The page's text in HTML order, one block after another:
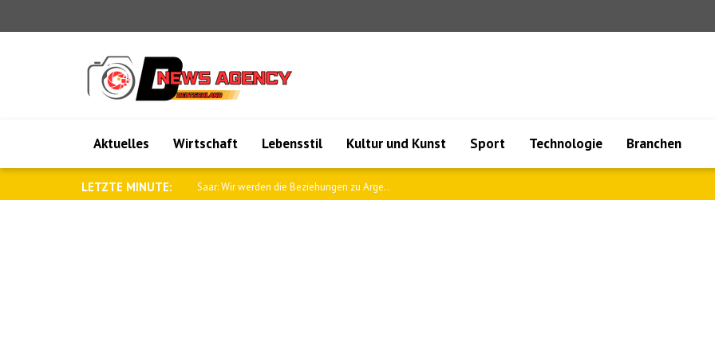
Aktuelles Wirtschaft Lebensstil Kultur und Kunst Sport Technologie Branchen
LETZTE MINUTE: Saar: Wir werden die Beziehungen zu Arge..